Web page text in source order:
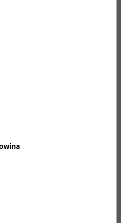
Griffsitz variabel,